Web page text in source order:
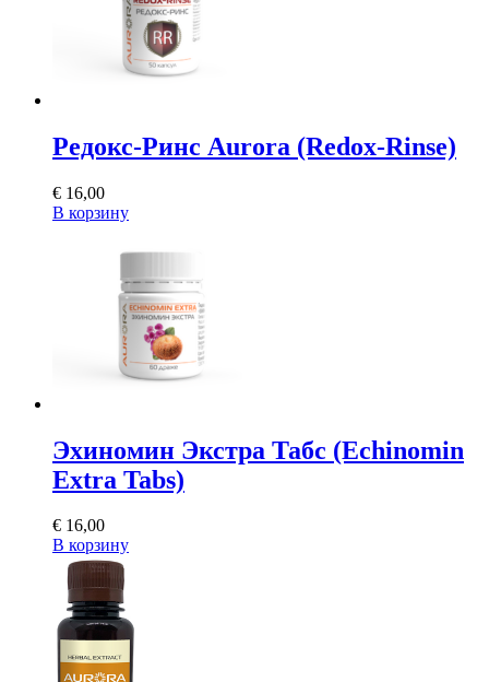
Редокс-Ринс Aurora (Redox-Rinse)
€ 16,00
В корзину
Эхиномин Экстра Табс (Echinomin
Extra Tabs)
€ 16,00
В корзину